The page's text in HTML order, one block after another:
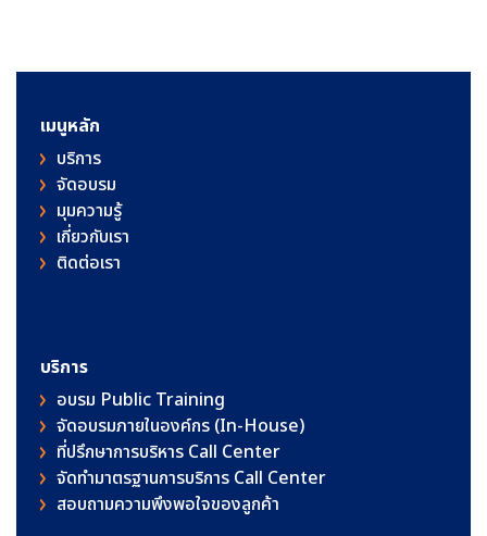
เมนูหลัก
บริการ
จัดอบรม
มุมความรู้
เกี่ยวกับเรา
ติดต่อเรา
บริการ
อบรม Public Training
จัดอบรมภายในองค์กร (In-House)
ที่ปรึกษาการบริหาร Call Center
จัดทำมาตรฐานการบริการ Call Center
สอบถามความพึงพอใจของลูกค้า